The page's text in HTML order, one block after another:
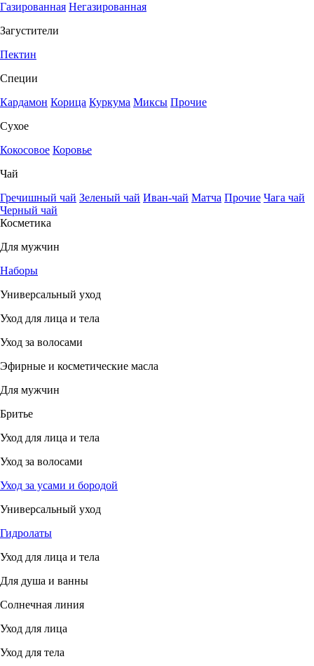
Газированная Негазированная
Загустители
Пектин
Специи
Кардамон Корица Куркума Миксы Прочие
Сухое
Кокосовое Коровье
Чай
Гречишный чай Зеленый чай Иван-чай Матча Прочие Чага чай
Черный чай
Косметика
Для мужчин
Наборы
Универсальный уход
Уход для лица и тела
Уход за волосами
Эфирные и косметические масла
Для мужчин
Бритье
Уход для лица и тела
Уход за волосами
Уход за усами и бородой
Универсальный уход
Гидролаты
Уход для лица и тела
Для душа и ванны
Солнечная линия
Уход для лица
Уход для тела